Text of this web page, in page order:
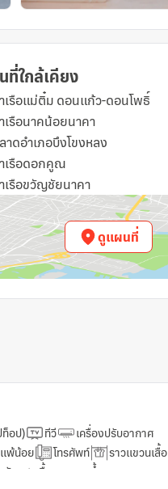
บเอเชีย
บคอนติเนนตัล
องอาหาร
24 ชั่วโมง
พิเศษ
ากาศในพื้นที่ส่วนกลาง
รี่
ที่ใกล้เคียง
เรือแม่ติ๋ม ดอนแก้ว-ดอนโพธิ์
เรือนาคน้อยนาคา
าดอำเภอบึงโขงหลง
เรือดอกคูณ
เรือขวัญชัยนาคา
ดูแผนที่
อป) ทีวี
เครื่องปรับอากาศ
พ้น้อย โทรศัพท์ ราวแขวนเสื้อ
ว
เสื้อคลุมอาบน้ำ